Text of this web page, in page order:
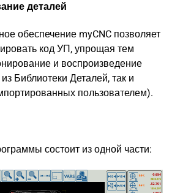
деталей
обеспечение myCNC позволяет
код УП, упрощая тем
и воспроизведение
Библиотеки Деталей, так и
пользователем).
состоит из одной части: